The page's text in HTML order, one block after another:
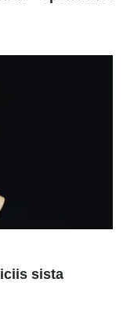
sista